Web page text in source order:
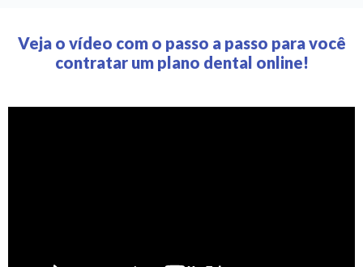
Veja o vídeo com o passo a passo para você
contratar um plano dental online!